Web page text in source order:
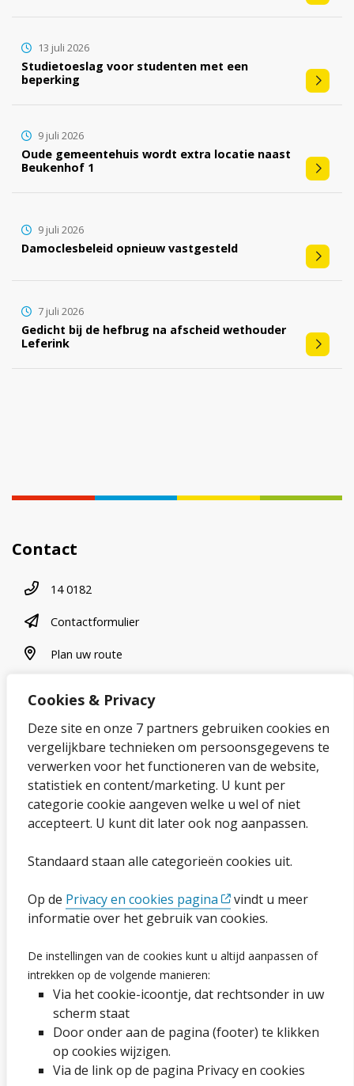
Cookies & Privacy
Deze site en onze 7 partners gebruiken cookies en
vergelijkbare technieken om persoonsgegevens te
verwerken voor het functioneren van de website,
statistiek en content/marketing. U kunt per
categorie cookie aangeven welke u wel of niet
accepteert. U kunt dit later ook nog aanpassen.
Standaard staan alle categorieën cookies uit.
Op de Privacy en cookies pagina
vindt u meer
informatie over het gebruik van cookies.
De instellingen van de cookies kunt u altijd aanpassen of
intrekken op de volgende manieren:
Via het cookie-icoontje, dat rechtsonder in uw
scherm staat
Door onder aan de pagina (footer) te klikken
op cookies wijzigen.
Via de link op de pagina Privacy en cookies
Studietoeslag voor studenten met een
beperking
13 juli 2026
Oude gemeentehuis wordt extra locatie naast
Beukenhof 1
9 juli 2026
Damoclesbeleid opnieuw vastgesteld
9 juli 2026
Gedicht bij de hefbrug na afscheid wethouder
Leferink
7 juli 2026
Contact
Telefoonnummer
14 0182
contactformulier
Contactformulier
plan uw route
Plan uw route
Over onze website
Sitemap
Privacybeleid en cookies
Cookies wijzigen
Ga naar de pagina
Proclaimer en copyright
Webarchief
Volg ons op social media